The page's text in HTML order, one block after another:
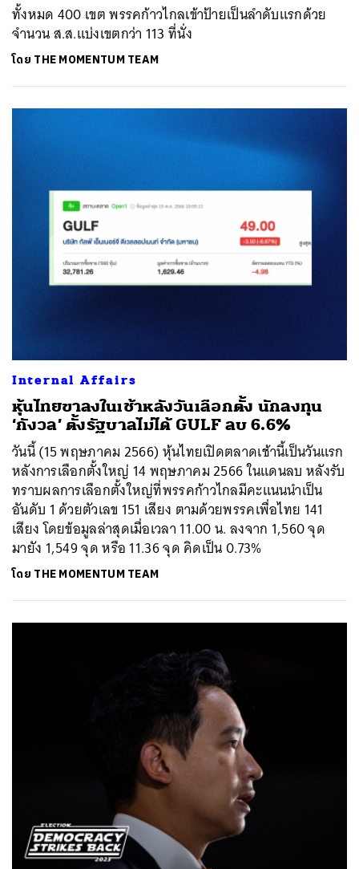
ทั้งหมด 400 เขต พรรคก้าวไกลเข้าป้ายเป็นลำดับแรกด้วย
จำนวน ส.ส.แบ่งเขตกว่า 113 ที่นั่ง
โดย THE MOMENTUM TEAM
Internal Affairs
หุ้นไทยขาลงในเช้าหลังวันเลือกตั้ง นักลงทุน
‘กังวล’ ตั้งรัฐบาลไม่ได้ GULF ลบ 6.6%
วันนี้ (15 พฤษภาคม 2566) หุ้นไทยเปิดตลาดเช้านี้เป็นวันแรก
หลังการเลือกตั้งใหญ่ 14 พฤษภาคม 2566 ในแดนลบ หลังรับ
ทราบผลการเลือกตั้งใหญ่ที่พรรคก้าวไกลมีคะแนนนำเป็น
อันดับ 1 ด้วยตัวเลข 151 เสียง ตามด้วยพรรคเพื่อไทย 141
เสียง โดยข้อมูลล่าสุดเมื่อเวลา 11.00 น. ลงจาก 1,560 จุด
มายัง 1,549 จุด หรือ 11.36 จุด คิดเป็น 0.73%
โดย THE MOMENTUM TEAM